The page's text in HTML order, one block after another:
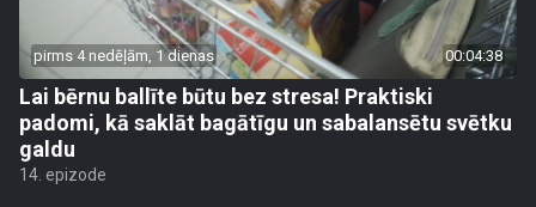
pirms 4 nedēļām, 1 dienas 00:04:38
Lai bērnu ballīte būtu bez stresa! Praktiski
padomi, kā saklāt bagātīgu un sabalansētu svētku
galdu
14. epizode